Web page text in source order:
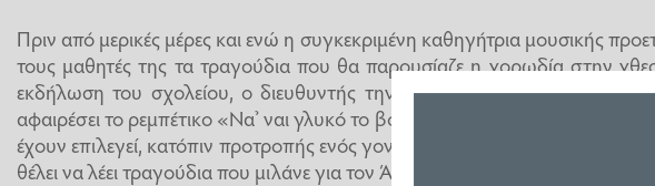
Πριν από μερικές μέρες και ενώ η συγκεκριμένη καθηγήτρια μουσικής
τους μαθητές της τα τραγούδια που θα παρουσίαζε η χορωδία στην
εκδήλωση του σχολείου, ο διευθυντής την κάλεσε και ζήτησε από
αφαιρέσει το ρεμπέτικο «Να’ ναι γλυκό το βόλι» του Μπαγιαντέρα από τα
έχουν επιλεγεί, κατόπιν προτροπής ενός γονέα του σχολείου που είπε ότι
θέλει να λέει τραγούδια που μιλάνε για τον Άρη ( Βελουχιώτη) και τους